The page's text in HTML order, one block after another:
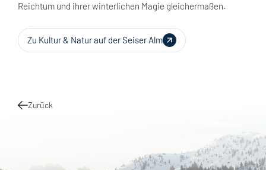
Reichtum und ihrer winterlichen Magie gleichermaßen.
Zu Kultur & Natur auf der Seiser Alm
Zurück